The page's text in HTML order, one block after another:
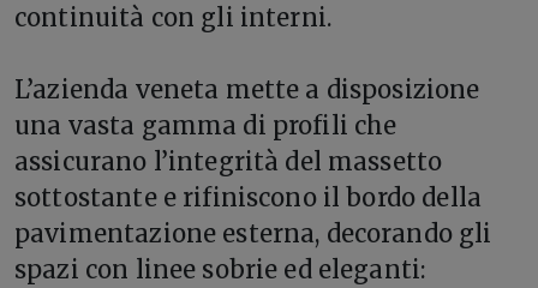
continuità con gli interni.
L’azienda veneta mette a disposizione
una vasta gamma di profili che
assicurano l’integrità del massetto
sottostante e rifiniscono il bordo della
pavimentazione esterna, decorando gli
spazi con linee sobrie ed eleganti: